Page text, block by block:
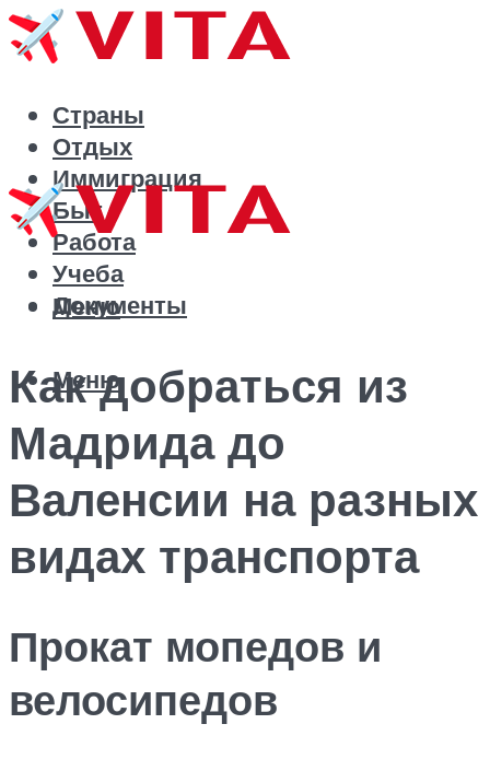
Страны
Отдых
Иммиграция
Быт
Работа
Учеба
Документы
Меню
Меню
Как добраться из
Мадрида до
Валенсии на разных
видах транспорта
Прокат мопедов и
велосипедов